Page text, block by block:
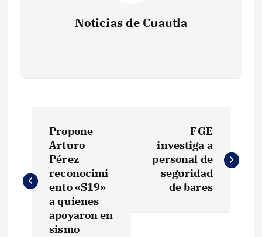
Noticias de Cuautla
v
Propone
Arturo
Pérez
reconocimi
ento «S19»
a quienes
apoyaron en
sismo
FGE
investiga a
personal de
seguridad
de bares